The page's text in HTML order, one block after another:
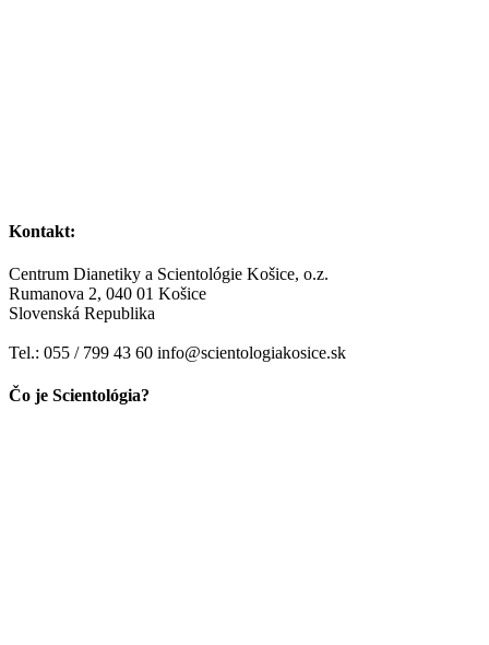
Kontakt:
Centrum Dianetiky a Scientológie Košice, o.z.
Rumanova 2, 040 01 Košice
Slovenská Republika
Tel.: 055 / 799 43 60 info@scientologiakosice.sk
Čo je Scientológia?